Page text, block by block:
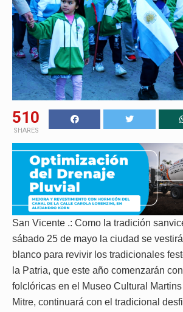
510
SHARES
San Vicente .: Como la tradición
sábado 25 de mayo la ciudad se
blanco para revivir los tradicionales
la Patria, que este año comenzarán
folclóricas en el Museo Cultural
Mitre, continuará con el tradicional